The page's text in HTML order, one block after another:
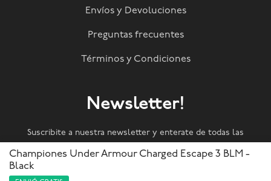
Championes Under Armour Charged Escape 3 BLM -
Black
Envíos y Devoluciones
Preguntas frecuentes
Términos y Condiciones
Newsletter!
Suscribite a nuestra newsletter y enterate de todas las
novedades!